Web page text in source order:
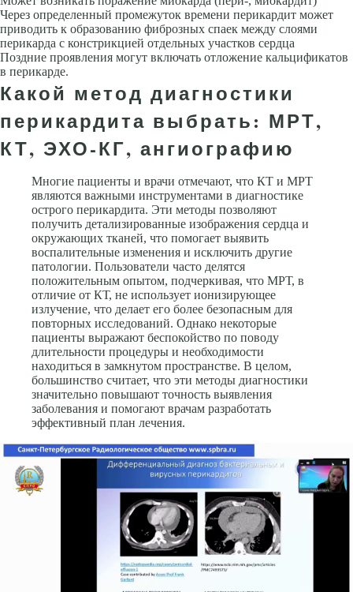
Через определенный промежуток времени перикардит может
приводить к образованию фиброзных спаек между слоями
перикарда с констрикцией отдельных участков сердца
Поздние проявления могут включать отложение кальцификатов
в перикарде.
Какой метод диагностики
перикардита выбрать: МРТ,
КТ, ЭХО-КГ, ангиографию
Многие пациенты и врачи отмечают, что КТ и МРТ
являются важными инструментами в диагностике
острого перикардита. Эти методы позволяют
получить детализированные изображения сердца и
окружающих тканей, что помогает выявить
воспалительные изменения и исключить другие
патологии. Пользователи часто делятся
положительным опытом, подчеркивая, что МРТ, в
отличие от КТ, не использует ионизирующее
излучение, что делает его более безопасным для
повторных исследований. Однако некоторые
пациенты выражают беспокойство по поводу
длительности процедуры и необходимости
находиться в замкнутом пространстве. В целом,
большинство считает, что эти методы диагностики
значительно повышают точность выявления
заболевания и помогают врачам разработать
эффективный план лечения.